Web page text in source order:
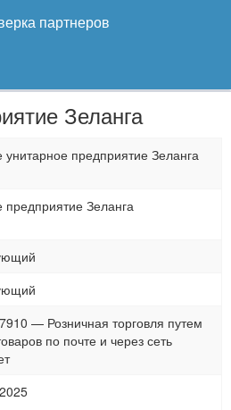
партнеров
Зеланга
унитарное предприятие Зеланга
предприятие Зеланга
— Розничная торговля путем
по почте и через сеть